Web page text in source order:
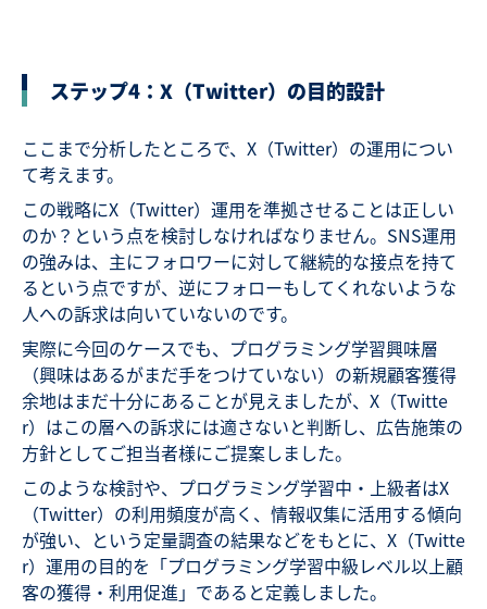
ステップ4：X（Twitter）の目的設計
ここまで分析したところで、X（Twitter）の運用につい
て考えます。
この戦略にX（Twitter）運用を準拠させることは正しい
のか？という点を検討しなければなりません。SNS運用
の強みは、主にフォロワーに対して継続的な接点を持て
るという点ですが、逆にフォローもしてくれないような
人への訴求は向いていないのです。
実際に今回のケースでも、プログラミング学習興味層
（興味はあるがまだ手をつけていない）の新規顧客獲得
余地はまだ十分にあることが見えましたが、X（Twitte
r）はこの層への訴求には適さないと判断し、広告施策の
方針としてご担当者様にご提案しました。
このような検討や、プログラミング学習中・上級者はX
（Twitter）の利用頻度が高く、情報収集に活用する傾向
が強い、という定量調査の結果などをもとに、X（Twitte
r）運用の目的を「プログラミング学習中級レベル以上顧
客の獲得・利用促進」であると定義しました。